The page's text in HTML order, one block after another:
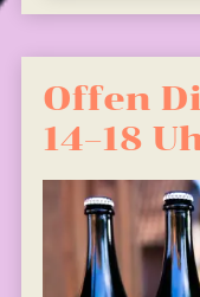
Offen
14–18